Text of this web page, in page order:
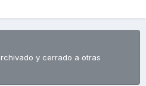
y cerrado a otras